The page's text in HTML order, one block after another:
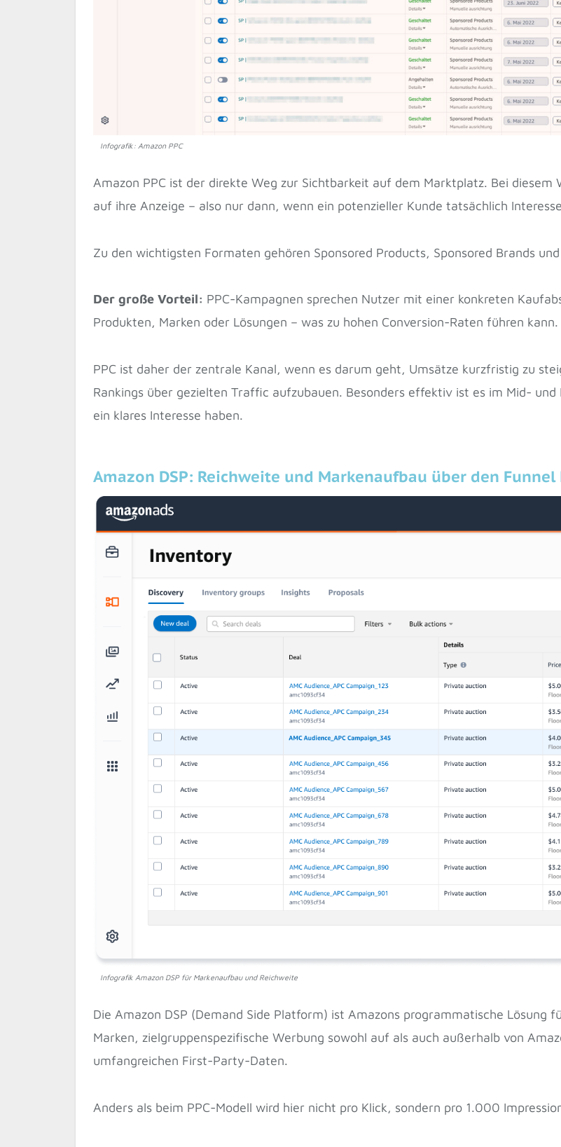
Infografik: Amazon PPC
Amazon PPC ist der direkte Weg zur Sichtbarkeit auf dem Marktplatz. Bei
auf ihre Anzeige – also nur dann, wenn ein potenzieller Kunde tatsächlich
Zu den wichtigsten Formaten gehören Sponsored Products, Sponsored Brands
Der große Vorteil: PPC-Kampagnen sprechen Nutzer mit einer konkreten
Produkten, Marken oder Lösungen – was zu hohen Conversion-Raten führen kann.
PPC ist daher der zentrale Kanal, wenn es darum geht, Umsätze kurzfristig zu
Rankings über gezielten Traffic aufzubauen. Besonders effektiv ist es im Mid-
ein klares Interesse haben.
Amazon DSP: Reichweite und Markenaufbau über den Funnel
Infografik Amazon DSP für Markenaufbau und Reichweite
Die Amazon DSP (Demand Side Platform) ist Amazons programmatische Lösung
Marken, zielgruppenspezifische Werbung sowohl auf als auch außerhalb von
umfangreichen First-Party-Daten.
Anders als beim PPC-Modell wird hier nicht pro Klick, sondern pro 1.000